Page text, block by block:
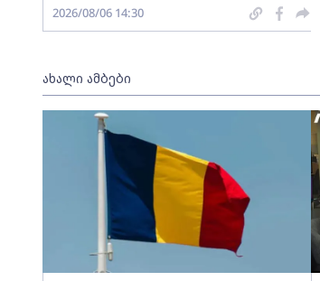
2026/08/06 14:30
ახალი ამბები